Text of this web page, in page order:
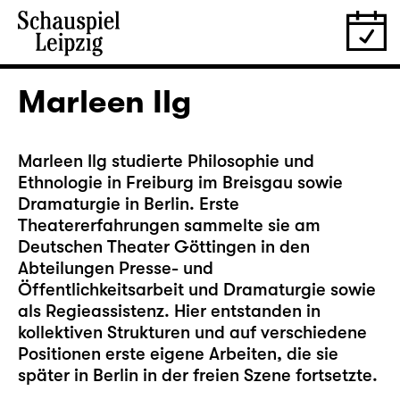
Marleen Ilg
Marleen Ilg studierte Philosophie und
Ethnologie in Freiburg im Breisgau sowie
Dramaturgie in Berlin. Erste
Theatererfahrungen sammelte sie am
Deutschen Theater Göttingen in den
Abteilungen Presse- und
Öffentlichkeitsarbeit und Dramaturgie sowie
als Regieassistenz. Hier entstanden in
kollektiven Strukturen und auf verschiedene
Positionen erste eigene Arbeiten, die sie
später in Berlin in der freien Szene fortsetzte.